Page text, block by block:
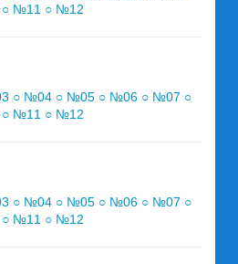
○ №11 ○ №12
○ №04 ○ №05 ○ №06 ○ №07 ○
○ №11 ○ №12
○ №04 ○ №05 ○ №06 ○ №07 ○
○ №11 ○ №12